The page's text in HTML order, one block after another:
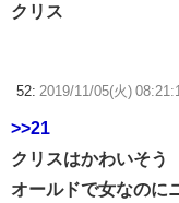
クリス
52: 2019/11/05(火)
>>21
クリスはかわいそう
オールドで女なのに